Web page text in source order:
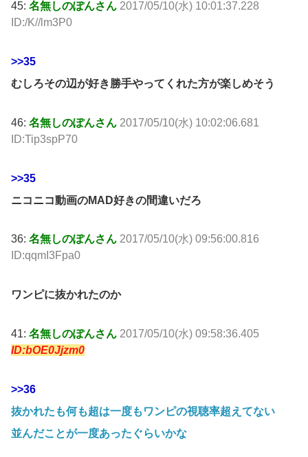
45: 名無しのぽんさん 2017/05/10(水) 10:01:37.228
ID:/K//lm3P0
>>35
むしろその辺が好き勝手やってくれた方が楽しめそう
46: 名無しのぽんさん 2017/05/10(水) 10:02:06.681
ID:Tip3spP70
>>35
ニコニコ動画のMAD好きの間違いだろ
36: 名無しのぽんさん 2017/05/10(水) 09:56:00.816
ID:qqmI3Fpa0
ワンピに抜かれたのか
41: 名無しのぽんさん 2017/05/10(水) 09:58:36.405
ID:bOE0Jjzm0
>>36
抜かれたも何も超は一度もワンピの視聴率超えてない
並んだことが一度あったぐらいかな